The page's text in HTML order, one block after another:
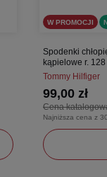
W PROMOCJI
Spodenki
kąpielowe r. 128
Tommy Hilfiger
Cena
99,00 zł
Najniższa cena z